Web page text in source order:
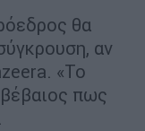
θα
αν
«Το
βέβαιος πως